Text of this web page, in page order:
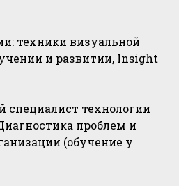
техники визуальной
и развитии, Insight
технологии
проблем и
(обучение у